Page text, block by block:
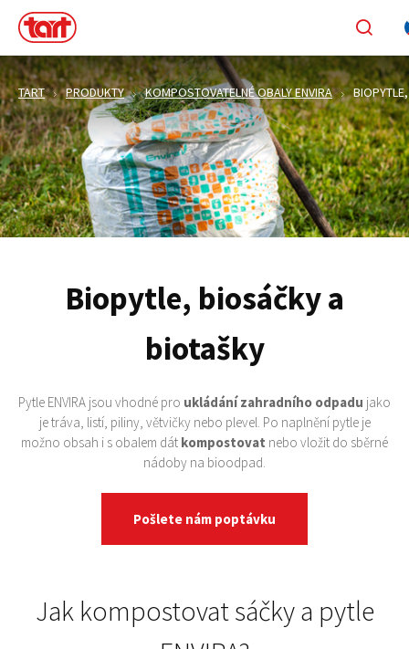
TART PRODUKTY KOMPOSTOVATELNÉ OBALY ENVIRA
Biopytle, biosáčky a
biotašky
Pytle ENVIRA jsou vhodné pro ukládání zahradního odpadu jako
je tráva, listí, piliny, větvičky nebo plevel. Po naplnění pytle je
možno obsah i s obalem dát kompostovat nebo vložit do sběrné
nádoby na bioodpad.
Pošlete nám poptávku
Jak kompostovat sáčky a pytle